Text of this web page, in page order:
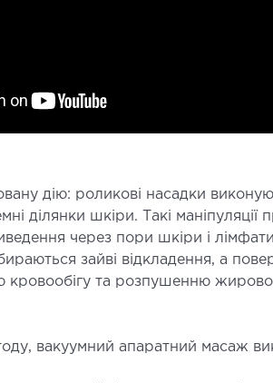
терапії
у Києві та
хворих)
Києві
УЗД
дію: роликові насадки
ділянки шкіри. Такі
через пори шкіри і
зайві відкладення, а
та розпушенню
вакуумний апаратний масаж